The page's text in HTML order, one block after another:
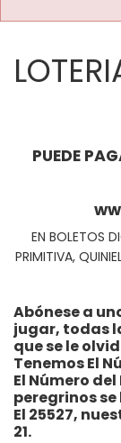
PUEDE
EN BOLETOS
PRIMITIVA,
Abónese a
jugar, todas
que se le
Tenemos El
El Número
peregrinos
El 25527,
21.